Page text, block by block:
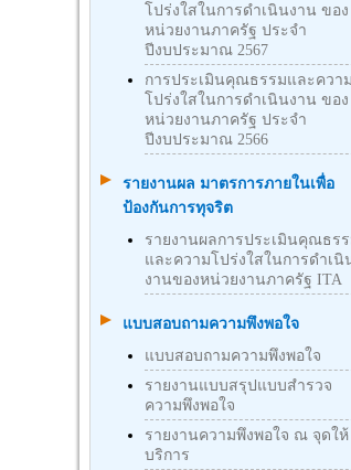
โปร่งใสในการดำเนินงาน ของ
หน่วยงานภาครัฐ ประจำ
ปีงบประมาณ 2567
การประเมินคุณธรรมและความ
โปร่งใสในการดำเนินงาน ของ
หน่วยงานภาครัฐ ประจำ
ปีงบประมาณ 2566
รายงานผล มาตรการภายในเพื่อ
ป้องกันการทุจริต
รายงานผลการประเมินคุณธร
และความโปร่งใสในการดำเนิ
งานของหน่วยงานภาครัฐ ITA
แบบสอบถามความพึงพอใจ
แบบสอบถามความพึงพอใจ
รายงานแบบสรุปแบบสำรวจ
ความพึงพอใจ
รายงานความพึงพอใจ ณ จุดให้
บริการ